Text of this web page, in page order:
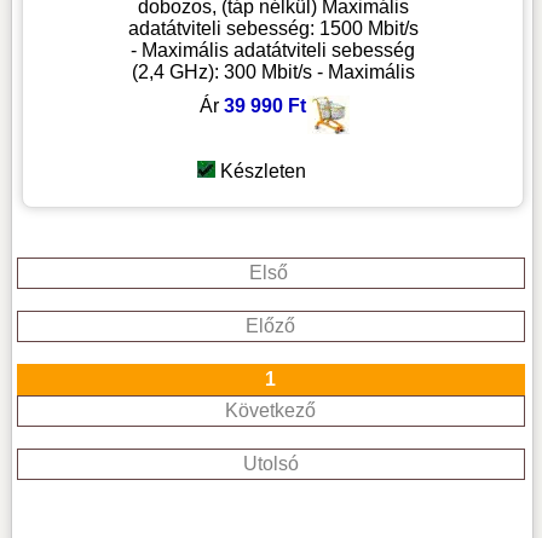
dobozos, (táp nélkül) Maximális
adatátviteli sebesség: 1500 Mbit/s
- Maximális adatátviteli sebesség
(2,4 GHz): 300 Mbit/s - Maximális
Ár 39 990 Ft
Készleten
Első
Előző
1
Következő
Utolsó